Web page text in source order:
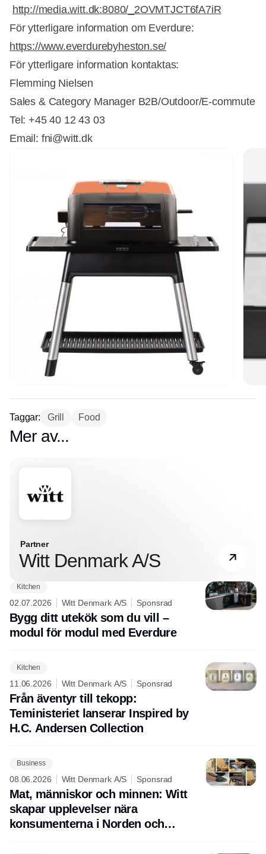
http://media.witt.dk:8080/_2OVMTJCT6fA7iR
För ytterligare information om Everdure:
https://www.everdurebyheston.se/
För ytterligare information kontaktas:
Flemming Nielsen
Sales & Category Manager B2B/Outdoor/E-commute
Tel: +45 40 12 43 03
Email: fni@witt.dk
Taggar: Grill Food
Mer av...
Partner
Witt Denmark A/S
Kitchen
02.07.2026 Witt Denmark A/S Sponsrad
Bygg ditt utekök som du vill –
modul för modul med Everdure
Kitchen
11.06.2026 Witt Denmark A/S Sponsrad
Från äventyr till tekopp:
Teministeriet lanserar Inspired by
H.C. Andersen Collection
Business
08.06.2026 Witt Denmark A/S Sponsrad
Mat, människor och minnen: Witt
skapar upplevelser nära
konsumenterna i Norden och